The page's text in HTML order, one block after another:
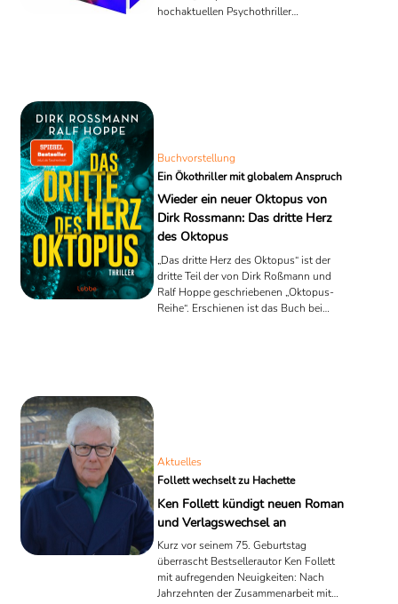
hochaktuellen Psychothriller
Komplotts wird.
Buchvorstellung
Ein Ökothriller mit globalem Anspruch
Wieder ein neuer Oktopus von
Dirk Rossmann: Das dritte Herz
des Oktopus
„Das dritte Herz des Oktopus“ ist der
dritte Teil der von Dirk Roßmann und
Ralf Hoppe geschriebenen „Oktopus-
Reihe“. Erschienen ist das Buch bei
Aktuelles
Follett wechselt zu Hachette
Ken Follett kündigt neuen Roman
und Verlagswechsel an
Kurz vor seinem 75. Geburtstag
überrascht Bestsellerautor Ken Follett
mit aufregenden Neuigkeiten: Nach
Jahrzehnten der Zusammenarbeit mit